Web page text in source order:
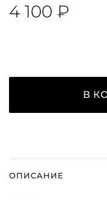
4 100 ₽
В
ОПИСАНИЕ